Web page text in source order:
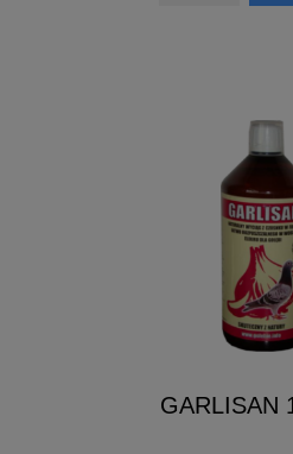
GARLISAN